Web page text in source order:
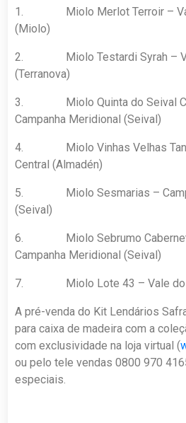
1. Miolo Merlot Terroir –
(Miolo)
2. Miolo Testardi Syrah –
(Terranova)
3. Miolo Quinta do Seival
Campanha Meridional (Seival)
4. Miolo Vinhas Velhas
Central (Almadén)
5. Miolo Sesmarias –
(Seival)
6. Miolo Sebrumo Cabernet
Campanha Meridional (Seival)
7. Miolo Lote 43 – Vale dos
A pré-venda do Kit Lendários
para caixa de madeira com a
com exclusividade na loja virtual (
ou pelo tele vendas 0800 970
especiais.